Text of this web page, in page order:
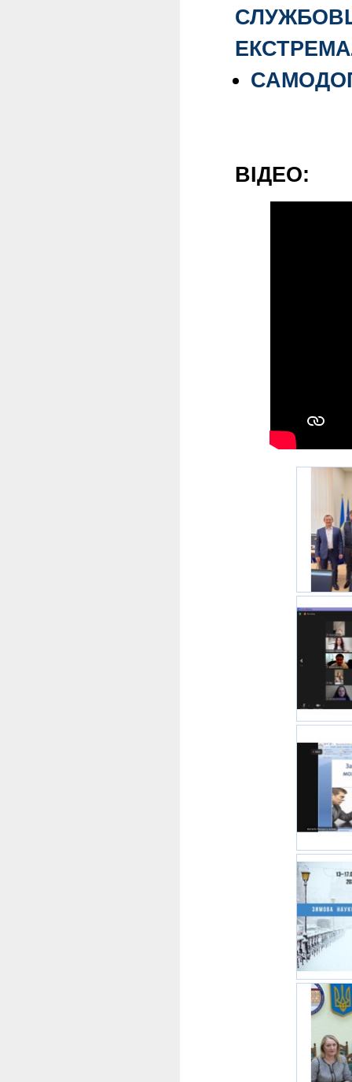
ВІДЕО: